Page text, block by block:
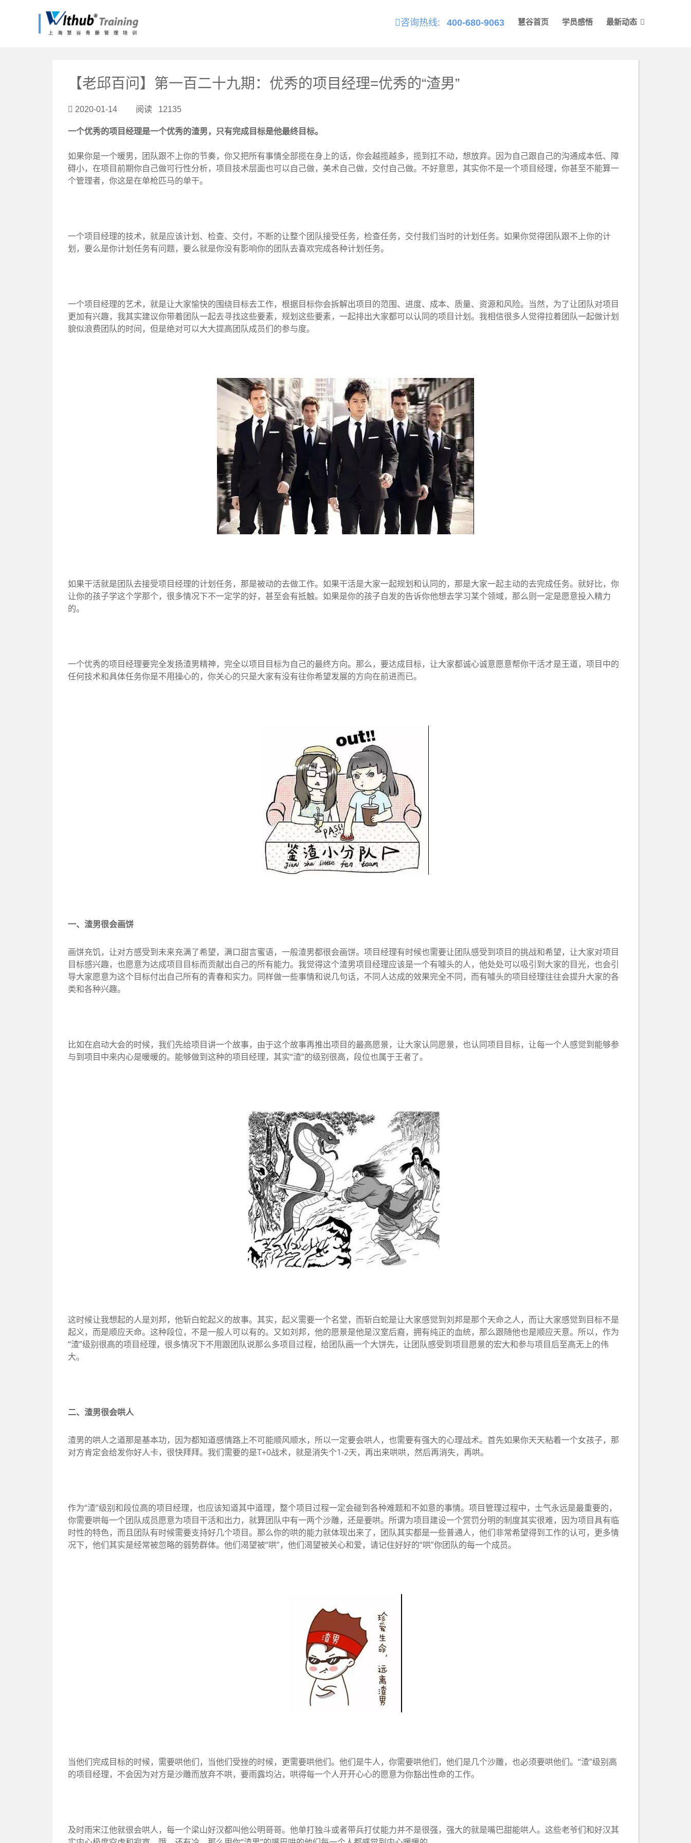
咨询热线: 400-680-9063 慧谷首页 学员感悟 最新动态
【老邱百问】第一百二十九期：优秀的项目经理=优秀的“渣男”
2020-01-14 阅读 12135
一个优秀的项目经理是一个优秀的渣男，只有完成目标是他最终目标。
如果你是一个暖男，团队跟不上你的节奏，你又把所有事情全部揽在身上的话，你会越揽越多，揽到扛不动，想放弃。因为自己跟自己的沟通成本低、障
碍小，在项目前期你自己做可行性分析，项目技术层面也可以自己做，美术自己做，交付自己做。不好意思，其实你不是一个项目经理，你甚至不能算一
个管理者，你这是在单枪匹马的单干。
一个项目经理的技术，就是应该计划、检查、交付，不断的让整个团队接受任务，检查任务，交付我们当时的计划任务。如果你觉得团队跟不上你的计
划，要么是你计划任务有问题，要么就是你没有影响你的团队去喜欢完成各种计划任务。
一个项目经理的艺术，就是让大家愉快的围绕目标去工作，根据目标你会拆解出项目的范围、进度、成本、质量、资源和风险。当然，为了让团队对项目
更加有兴趣，我其实建议你带着团队一起去寻找这些要素，规划这些要素，一起排出大家都可以认同的项目计划。我相信很多人觉得拉着团队一起做计划
貌似浪费团队的时间，但是绝对可以大大提高团队成员们的参与度。
如果干活就是团队去接受项目经理的计划任务，那是被动的去做工作。如果干活是大家一起规划和认同的，那是大家一起主动的去完成任务。就好比，你
让你的孩子学这个学那个，很多情况下不一定学的好，甚至会有抵触。如果是你的孩子自发的告诉你他想去学习某个领域，那么则一定是愿意投入精力
的。
一个优秀的项目经理要完全发扬渣男精神，完全以项目目标为自己的最终方向。那么，要达成目标，让大家都诚心诚意愿意帮你干活才是王道，项目中的
任何技术和具体任务你是不用操心的，你关心的只是大家有没有往你希望发展的方向在前进而已。
一、渣男很会画饼
画饼充饥，让对方感受到未来充满了希望，满口甜言蜜语，一般渣男都很会画饼。项目经理有时候也需要让团队感受到项目的挑战和希望，让大家对项目
目标感兴趣，也愿意为达成项目目标而贡献出自己的所有能力。我觉得这个渣男项目经理应该是一个有噱头的人，他处处可以吸引到大家的目光，也会引
导大家愿意为这个目标付出自己所有的青春和实力。同样做一些事情和说几句话，不同人达成的效果完全不同，而有噱头的项目经理往往会提升大家的各
类和各种兴趣。
比如在启动大会的时候，我们先给项目讲一个故事，由于这个故事再推出项目的最高愿景，让大家认同愿景，也认同项目目标，让每一个人感觉到能够参
与到项目中来内心是暖暖的。能够做到这种的项目经理，其实“渣”的级别很高，段位也属于王者了。
这时候让我想起的人是刘邦，他斩白蛇起义的故事。其实，起义需要一个名堂，而斩白蛇是让大家感觉到刘邦是那个天命之人，而让大家感觉到目标不是
起义，而是顺应天命。这种段位，不是一般人可以有的。又如刘邦，他的愿景是他是汉室后裔，拥有纯正的血统，那么跟随他也是顺应天意。所以，作为
“渣”级别很高的项目经理，很多情况下不用跟团队说那么多项目过程，给团队画一个大饼先，让团队感受到项目愿景的宏大和参与项目后至高无上的伟
大。
二、渣男很会哄人
渣男的哄人之道那是基本功，因为都知道感情路上不可能顺风顺水，所以一定要会哄人，也需要有强大的心理战术。首先如果你天天粘着一个女孩子，那
对方肯定会给发你好人卡，很快拜拜。我们需要的是T+0战术，就是消失个1-2天，再出来哄哄，然后再消失，再哄。
作为“渣”级别和段位高的项目经理，也应该知道其中道理，整个项目过程一定会碰到各种难题和不如意的事情。项目管理过程中，士气永远是最重要的，
你需要哄每一个团队成员愿意为项目干活和出力，就算团队中有一两个沙雕，还是要哄。所谓为项目建设一个赏罚分明的制度其实很难，因为项目具有临
时性的特色，而且团队有时候需要支持好几个项目。那么你的哄的能力就体现出来了，团队其实都是一些普通人，他们非常希望得到工作的认可，更多情
况下，他们其实是经常被忽略的弱势群体。他们渴望被“哄”，他们渴望被关心和爱，请记住好好的“哄”你团队的每一个成员。
当他们完成目标的时候，需要哄他们，当他们受挫的时候，更需要哄他们。他们是牛人，你需要哄他们，他们是几个沙雕，也必须要哄他们。“渣”级别高
的项目经理，不会因为对方是沙雕而放弃不哄，要雨露均沾，哄得每一个人开开心心的愿意为你豁出性命的工作。
及时雨宋江他就很会哄人，每一个梁山好汉都叫他公明哥哥。他单打独斗或者带兵打仗能力并不是很强，强大的就是嘴巴甜能哄人。这些老爷们和好汉其